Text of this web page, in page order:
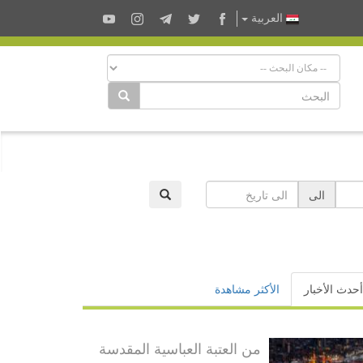
العربية
الى
أحدث الأخبار الأكثر مشاهدة
من العتبة العباسية المقدسة